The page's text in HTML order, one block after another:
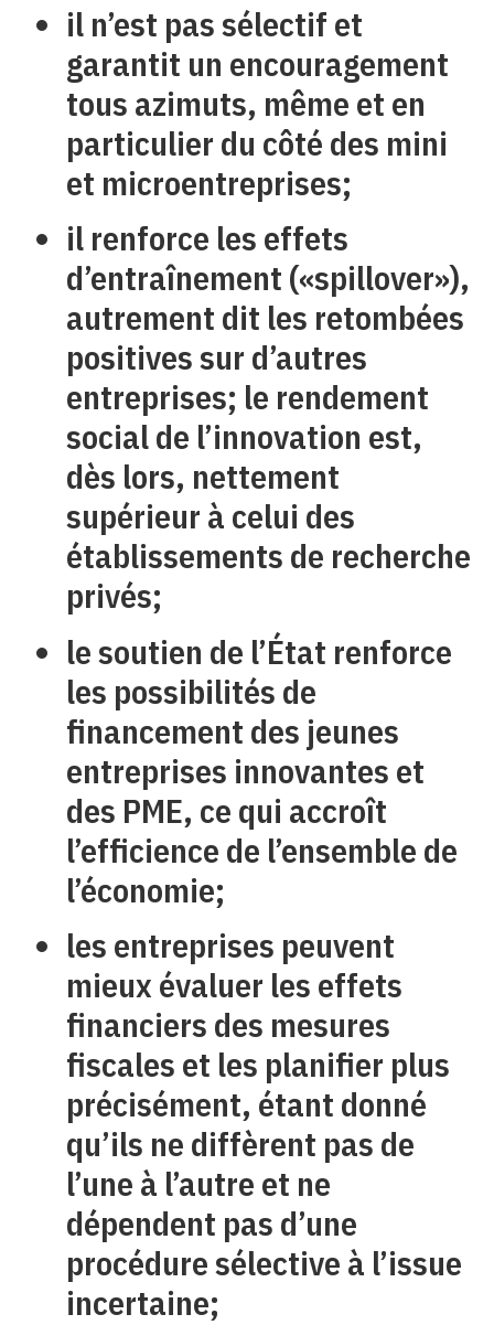
il n’est pas sélectif et
garantit un encouragement
tous azimuts, même et en
particulier du côté des mini
et microentreprises;
il renforce les effets
d’entraînement («spill­over»),
autrement dit les retombées
positives sur d’autres
entreprises; le rendement
social de l’innovation est,
dès lors, nettement
supérieur à celui des
établissements de recherche
privés;
le soutien de l’État renforce
les possibilités de
financement des jeunes
entreprises innovantes et
des PME, ce qui accroît
l’efficience de l’ensemble de
l’économie;
les entreprises peuvent
mieux évaluer les effets
financiers des mesures
fiscales et les planifier plus
précisément, étant donné
qu’ils ne diffèrent pas de
l’une à l’autre et ne
dépendent pas d’une
procédure sélective à l’issue
incertaine;